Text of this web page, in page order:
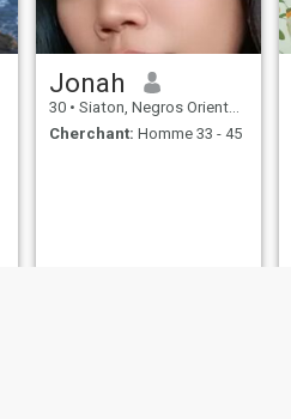
Jonah
30 • Siaton, Negros Oriental, Philippines
Cherchant: Homme 33 - 45